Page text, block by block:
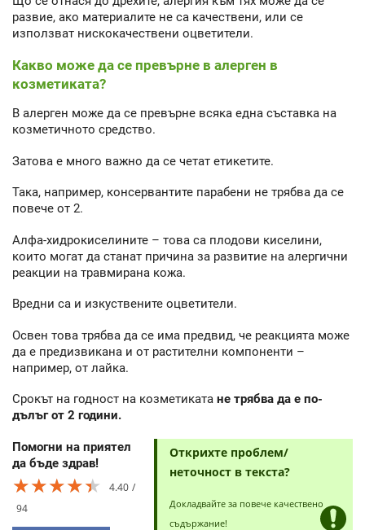
развие, ако материалите не са качествени, или се
използват нискокачествени оцветители.
Какво може да се превърне в алерген в
козметиката?
В алерген може да се превърне всяка една съставка на
козметичното средство.
Затова е много важно да се четат етикетите.
Така, например, консервантите парабени не трябва да се
повече от 2.
Алфа-хидрокиселините – това са плодови киселини,
които могат да станат причина за развитие на алергични
реакции на травмирана кожа.
Вредни са и изкуствените оцветители.
Освен това трябва да се има предвид, че реакцията може
да е предизвикана и от растителни компоненти –
например, от лайка.
Срокът на годност на козметиката не трябва да е по-
дълъг от 2 години.
Помогни на приятел
да бъде здрав!
★★★★★
★★★★★
★★★★★
4.40
94
Открихте проблем/
неточност в текста?
Докладвайте за повече качествено
съдържание!